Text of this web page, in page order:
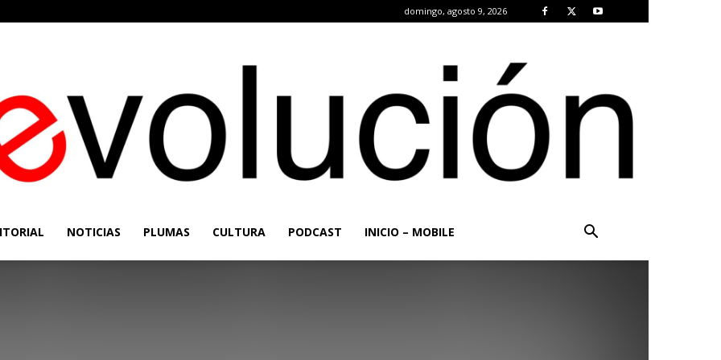
domingo, agosto 9, 2026
NOTICIAS PLUMAS CULTURA PODCAST INICIO – MOBILE